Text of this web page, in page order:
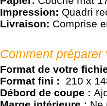
Impression: Quadri
Livraison: Comprise
Comment
Format de votre
Format fini : 210 x
Débord de coupe :